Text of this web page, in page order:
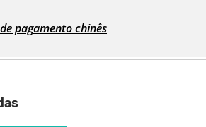
pagamento chinês